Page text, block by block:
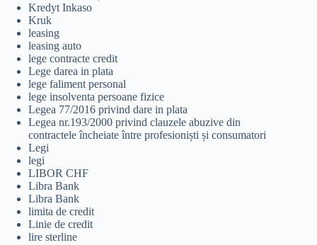
Kredyt Inkaso
Kruk
leasing
leasing auto
lege contracte credit
Lege darea in plata
lege faliment personal
lege insolventa persoane fizice
Legea 77/2016 privind dare in plata
Legea nr.193/2000 privind clauzele abuzive din
contractele încheiate între profesioniști și consumatori
Legi
legi
LIBOR CHF
Libra Bank
Libra Bank
limita de credit
Linie de credit
lire sterline